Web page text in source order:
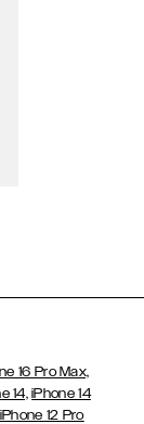
16 Pro Max,
14, iPhone 14
iPhone 12 Pro